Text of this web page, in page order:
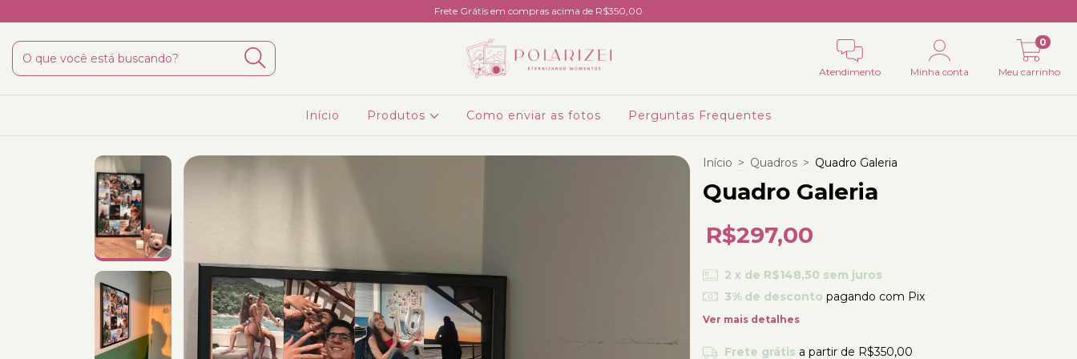
Frete Grátis em compras acima de R$350,00
Atendimento Minha conta Meu carrinho
0
Início Produtos Como enviar as fotos Perguntas Frequentes
Início > Quadros > Quadro Galeria
Quadro Galeria
R$297,00
2 x de R$148,50 sem juros
3% de desconto pagando com Pix
Ver mais detalhes
Frete grátis a partir de R$350,00